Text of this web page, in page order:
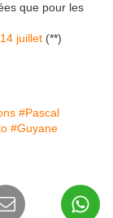
que pour les
juillet (**)
#Pascal
#Guyane